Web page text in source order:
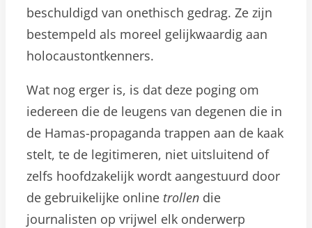
beschuldigd van onethisch gedrag. Ze zijn
bestempeld als moreel gelijkwaardig aan
holocaustontkenners.
Wat nog erger is, is dat deze poging om
iedereen die de leugens van degenen die in
de Hamas-propaganda trappen aan de kaak
stelt, te de legitimeren, niet uitsluitend of
zelfs hoofdzakelijk wordt aangestuurd door
de gebruikelijke online trollen die
journalisten op vrijwel elk onderwerp